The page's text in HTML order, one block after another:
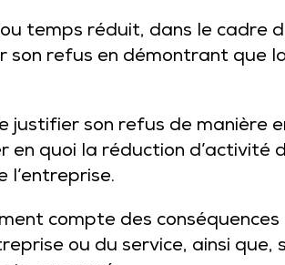
temps réduit, dans le cadre
son refus en démontrant que
justifier son refus de manière
quoi la réduction d’activité
l’entreprise.
compte des
ou du service, ainsi que,